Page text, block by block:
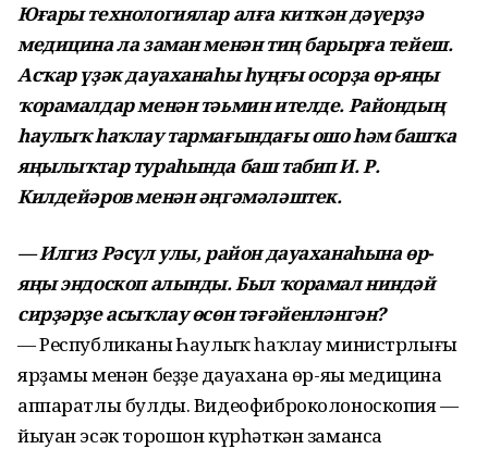
Юғары технологиялар алға киткән дәүерҙә
медицина ла заман менән тиң барырға тейеш.
Асҡар үҙәк дауаханаһы һуңғы осорҙа өр-яңы
ҡорамалдар менән тәьмин ителде. Райондың
һаулыҡ һаҡлау тармағындағы ошо һәм башҡа
яңылыҡтар тураһында баш табип И. Р.
Килдейәров менән әңгәмәләштек.
— Илгиз Рәсүл улы, район дауаханаһына өр-
яңы эндоскоп алынды. Был ҡорамал ниндәй
сирҙәрҙе асыҡлау өсөн тәғәйенләнгән?
— Республиканың Һаулыҡ һаҡлау министрлығы
ярҙамы менән беҙҙең дауахана өр-яңы медицина
аппаратлы булды. Видеофиброколоноскопия —
йыуан эсәк торошон күрһәткән заманса